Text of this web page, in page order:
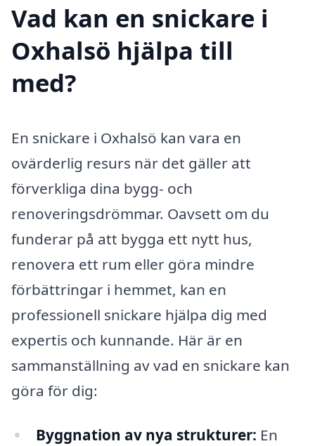
Vad kan en snickare i
Oxhalsö hjälpa till
med?
En snickare i Oxhalsö kan vara en
ovärderlig resurs när det gäller att
förverkliga dina bygg- och
renoveringsdrömmar. Oavsett om du
funderar på att bygga ett nytt hus,
renovera ett rum eller göra mindre
förbättringar i hemmet, kan en
professionell snickare hjälpa dig med
expertis och kunnande. Här är en
sammanställning av vad en snickare kan
göra för dig:
Byggnation av nya strukturer: En